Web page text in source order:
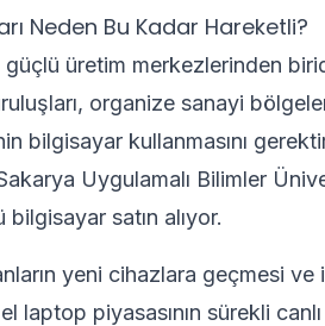
Neden Bu Kadar Hareketli?
üretim merkezlerinden
organize sanayi
bilgisayar kullanmasını
Uygulamalı Bilimler
satın alıyor.
yeni cihazlara geçmesi ve
laptop piyasasının sürekli canlı